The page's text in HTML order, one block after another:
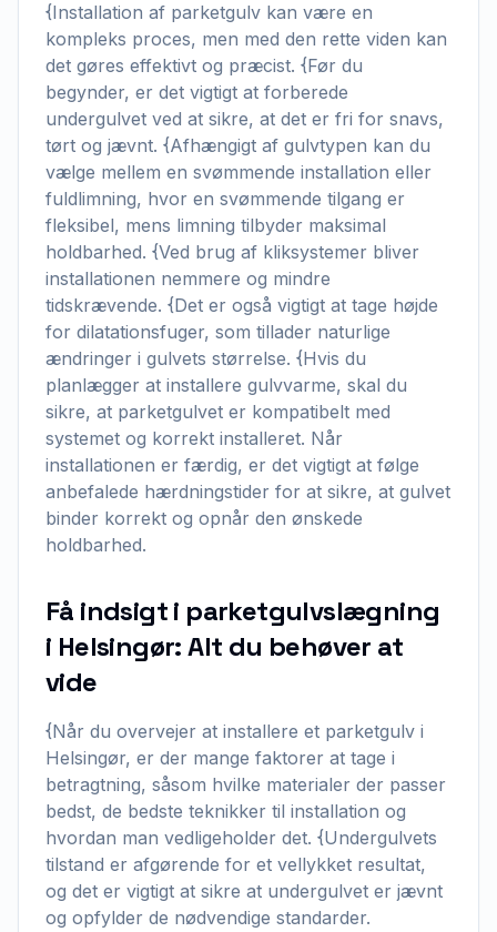
{Installation af parketgulv kan være en
kompleks proces, men med den rette viden kan
det gøres effektivt og præcist. {Før du
begynder, er det vigtigt at forberede
undergulvet ved at sikre, at det er fri for snavs,
tørt og jævnt. {Afhængigt af gulvtypen kan du
vælge mellem en svømmende installation eller
fuldlimning, hvor en svømmende tilgang er
fleksibel, mens limning tilbyder maksimal
holdbarhed. {Ved brug af kliksystemer bliver
installationen nemmere og mindre
tidskrævende. {Det er også vigtigt at tage højde
for dilatationsfuger, som tillader naturlige
ændringer i gulvets størrelse. {Hvis du
planlægger at installere gulvvarme, skal du
sikre, at parketgulvet er kompatibelt med
systemet og korrekt installeret. Når
installationen er færdig, er det vigtigt at følge
anbefalede hærdningstider for at sikre, at gulvet
binder korrekt og opnår den ønskede
holdbarhed.
Få indsigt i parketgulvslægning
i Helsingør: Alt du behøver at
vide
{Når du overvejer at installere et parketgulv i
Helsingør, er der mange faktorer at tage i
betragtning, såsom hvilke materialer der passer
bedst, de bedste teknikker til installation og
hvordan man vedligeholder det. {Undergulvets
tilstand er afgørende for et vellykket resultat,
og det er vigtigt at sikre at undergulvet er jævnt
og opfylder de nødvendige standarder.